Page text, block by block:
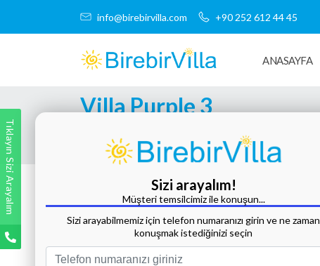
info@birebirvilla.com +90 252 612 44 45
ANASAYFA
Villa Purple 3
Tüm Fotoğrafları Göster
Tıklayın Sizi Arayalım Sizi arayalım!
Müşteri temsilcimiz ile konuşun...
Sizi arayabilmemiz için telefon numaranızı girin ve ne zaman
konuşmak istediğinizi seçin